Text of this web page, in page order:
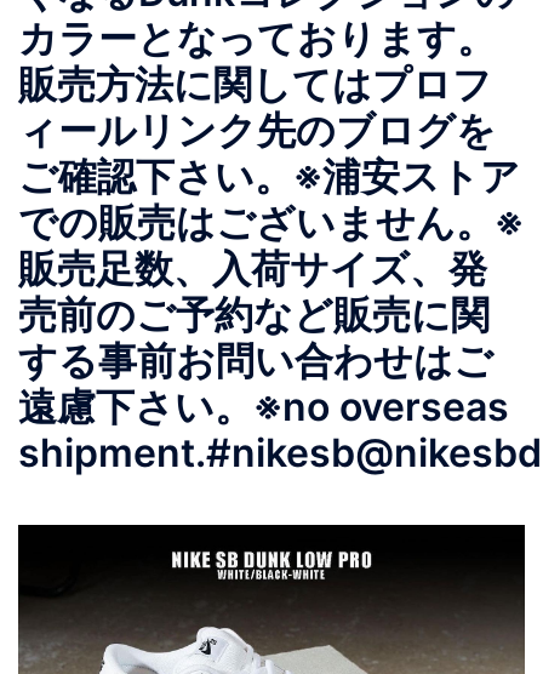
カラーとなっております。
販売方法に関してはプロフ
ィールリンク先のブログを
ご確認下さい。※浦安ストア
での販売はございません。※
販売足数、入荷サイズ、発
売前のご予約など販売に関
する事前お問い合わせはご
遠慮下さい。※no overseas